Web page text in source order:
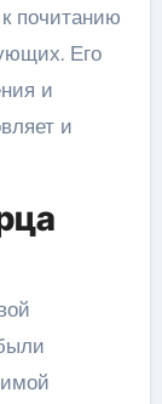
почитанию
Его
и
и